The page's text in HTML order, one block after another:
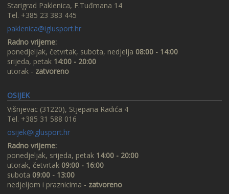
Starigrad Paklenica, F.Tuđmana 14
Tel. +385 23 383 445
paklenica@iglusport.hr
Radno vrijeme:
ponedjeljak, četvrtak, subota, nedjelja 08:00 - 14:00
srijeda, petak 14:00 - 20:00
utorak - zatvoreno
OSIJEK
Višnjevac (31220), Stjepana Radića 4
Tel. +385 31 588 016
osijek@iglusport.hr
Radno vrijeme:
ponedjeljak, srijeda, petak 14:00 - 20:00
utorak, četvrtak 09:00 - 16:00
subota 09:00 - 13:00
nedjeljom i praznicima - zatvoreno